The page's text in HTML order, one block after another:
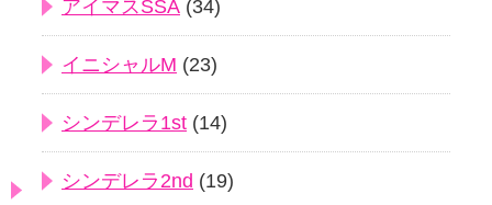
アイマスSSA (34)
イニシャルM (23)
シンデレラ1st (14)
シンデレラ2nd (19)